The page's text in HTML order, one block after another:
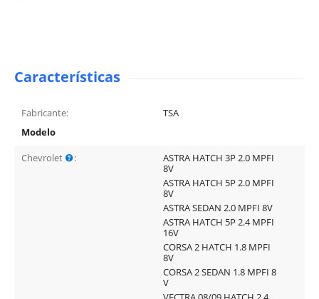
Características
Fabricante:
TSA
Modelo
Chevrolet
:
ASTRA HATCH 3P 2.0 MPFI
8V
ASTRA HATCH 5P 2.0 MPFI
8V
ASTRA SEDAN 2.0 MPFI 8V
ASTRA HATCH 5P 2.4 MPFI
16V
CORSA 2 HATCH 1.8 MPFI
8V
CORSA 2 SEDAN 1.8 MPFI 8
V